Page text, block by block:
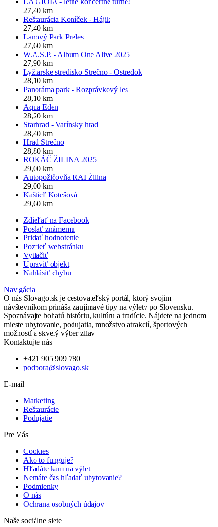
27,40 km
Reštaurácia Koníček - Hájik
27,40 km
Lanový Park Preles
27,60 km
W.A.S.P. - Album One Alive 2025
27,90 km
Lyžiarske stredisko Strečno - Ostredok
28,10 km
Panoráma park - Rozprávkový les
28,10 km
Aqua Eden
28,20 km
Starhrad - Varínsky hrad
28,40 km
Hrad Strečno
28,80 km
ROKÁČ ŽILINA 2025
29,00 km
Autopožičovňa RAI Žilina
29,00 km
Kaštieľ Kotešová
29,60 km
Zdieľať na Facebook
Poslať známemu
Pridať hodnotenie
Pozrieť webstránku
Vytlačiť
Upraviť objekt
Nahlásiť chybu
Navigácia
O nás Slovago.sk je cestovateľský portál, ktorý svojim
návštevníkom prináša zaujímavé tipy na výlety po Slovensku.
Spoznávajte bohatú históriu, kultúru a tradície. Nájdete na jednom
mieste ubytovanie, podujatia, množstvo atrakcií, športových
možností a skvelý výber zliav
Kontaktujte nás
+421 905 909 780
podpora@slovago.sk
E-mail
Marketing
Reštaurácie
Podujatie
Pre Vás
Cookies
Ako to funguje?
Hľadáte kam na výlet,
Nemáte čas hľadať ubytovanie?
Podmienky
O nás
Ochrana osobných údajov
Naše sociálne siete